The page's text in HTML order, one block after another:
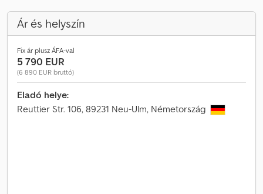
Ár és helyszín
Fix ár plusz ÁFA-val
5 790 EUR
(6 890 EUR bruttó)
Eladó helye:
Reuttier Str. 106, 89231 Neu-Ulm, Németország